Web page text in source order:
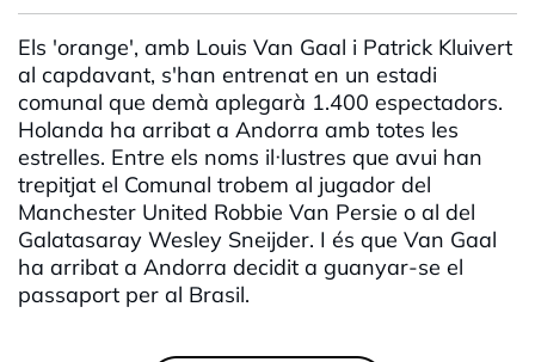
Els 'orange', amb Louis Van Gaal i Patrick Kluivert
al capdavant, s'han entrenat en un estadi
comunal que demà aplegarà 1.400 espectadors.
Holanda ha arribat a Andorra amb totes les
estrelles. Entre els noms il·lustres que avui han
trepitjat el Comunal trobem al jugador del
Manchester United Robbie Van Persie o al del
Galatasaray Wesley Sneijder. I és que Van Gaal
ha arribat a Andorra decidit a guanyar-se el
passaport per al Brasil.